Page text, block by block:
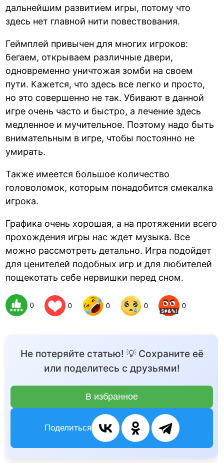
дальнейшим развитием игры, потому что
здесь нет главной нити повествования.
Геймплей привычен для многих игроков:
бегаем, открываем различные двери,
одновременно уничтожая зомби на своем
пути. Кажется, что здесь все легко и просто,
но это совершенно не так. Убивают в данной
игре очень часто и быстро, а лечение здесь
медленное и мучительное. Поэтому надо быть
внимательным в игре, чтобы постоянно не
умирать.
Также имеется большое количество
головоломок, которым понадобится смекалка
игрока.
Графика очень хорошая, а на протяжении всего
прохождения игры нас ждет музыка. Все
можно рассмотреть детально. Игра подойдет
для ценителей подобных игр и для любителей
пощекотать себе нервишки перед сном.
0 0 0 0 0
Не потеряйте статью! 💡 Сохраните её
или поделитесь с друзьями!
В избранное
Поделиться